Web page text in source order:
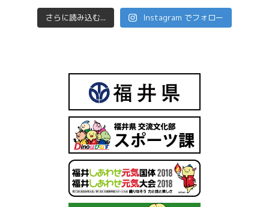
さらに読み込む... Instagram でフォロー